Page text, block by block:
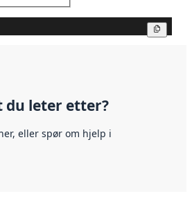
du leter etter?
eller spør om hjelp i